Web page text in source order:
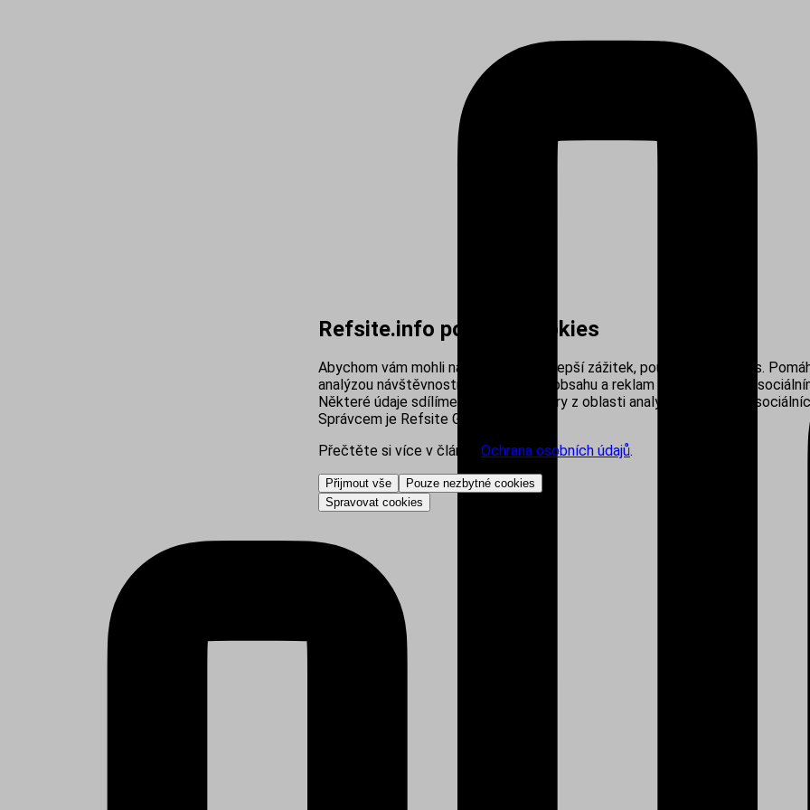
Refsite.info používá cookies
Abychom vám mohli nabídnout co nejlepší zážitek, používáme cookies.
analýzou návštěvnosti, personalizací obsahu a reklam i propojením se
Některé údaje sdílíme s našimi partnery z oblasti analytiky, reklamy a
Správcem je Refsite Group s.r.o.
Přečtěte si více v článku
Ochrana osobních údajů.
Přijmout vše
Pouze nezbytné cookies
Spravovat cookies